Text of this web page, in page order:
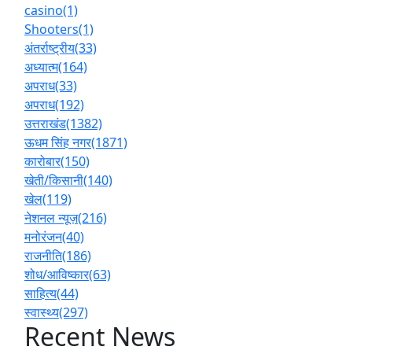
casino(1)
Shooters(1)
अंतर्राष्ट्रीय(33)
अध्यात्म(164)
अपराध(33)
अपराध(192)
उत्तराखंड(1382)
ऊधम सिंह नगर(1871)
कारोबार(150)
खेती/किसानी(140)
खेल(119)
नेशनल न्यूज़(216)
मनोरंजन(40)
राजनीति(186)
शोध/आविष्कार(63)
साहित्य(44)
स्वास्थ्य(297)
Recent News